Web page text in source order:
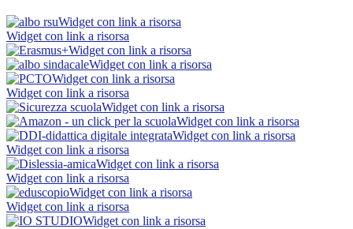
Widget con link a risorsa
Widget con link a risorsa
Widget con link a risorsa
Widget con link a risorsa
Widget con link a risorsa
Widget con link a risorsa
Widget con link a risorsa
Widget con link a risorsa
Widget con link a risorsa
Widget con link a risorsa
Widget con link a risorsa
Widget con link a risorsa
Widget con link a risorsa
Widget con link a risorsa
Widget con link a risorsa